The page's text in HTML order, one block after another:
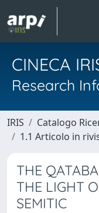
CINECA
Research
IRIS Catalogo
1.1 Articolo in
THE
THE LIGHT
SEMITIC